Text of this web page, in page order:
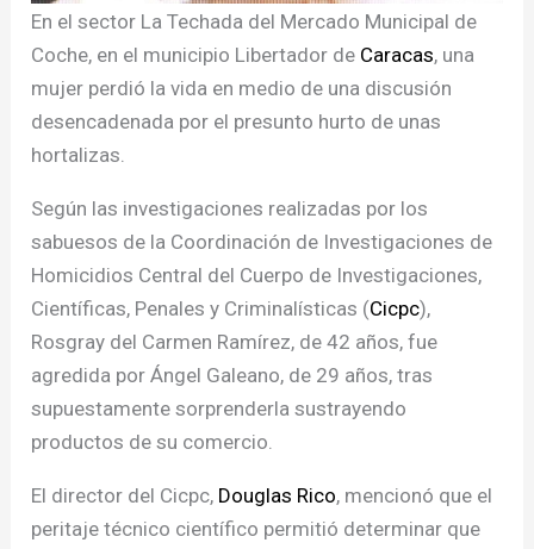
En el sector La Techada del Mercado Municipal de
Coche, en el municipio Libertador de Caracas, una
mujer perdió la vida en medio de una discusión
desencadenada por el presunto hurto de unas
hortalizas.
Según las investigaciones realizadas por los
sabuesos de la Coordinación de Investigaciones de
Homicidios Central del Cuerpo de Investigaciones,
Científicas, Penales y Criminalísticas (Cicpc),
Rosgray del Carmen Ramírez, de 42 años, fue
agredida por Ángel Galeano, de 29 años, tras
supuestamente sorprenderla sustrayendo
productos de su comercio.
El director del Cicpc, Douglas Rico, mencionó que el
peritaje técnico científico permitió determinar que